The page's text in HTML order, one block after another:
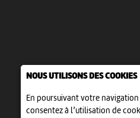
NOUS UTILISONS DES COOKIES
En poursuivant votre
consentez à l’utilisation de